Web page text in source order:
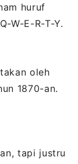
huruf
W-E-R-T-Y.
oleh
1870-an.
tapi justru